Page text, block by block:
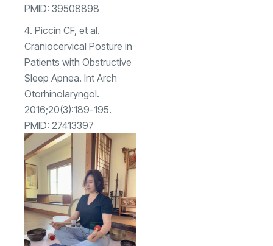
PMID: 39508898
Piccin CF, et al.
Craniocervical Posture in
Patients with Obstructive
Sleep Apnea. Int Arch
Otorhinolaryngol.
2016;20(3):189-195.
PMID: 27413397